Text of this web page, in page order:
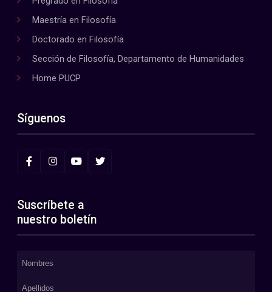
Maestría en Filosofía
Doctorado en Filosofía
Sección de Filosofía, Departamento de Humanidades
Home PUCP
Síguenos
Suscríbete a
nuestro boletín